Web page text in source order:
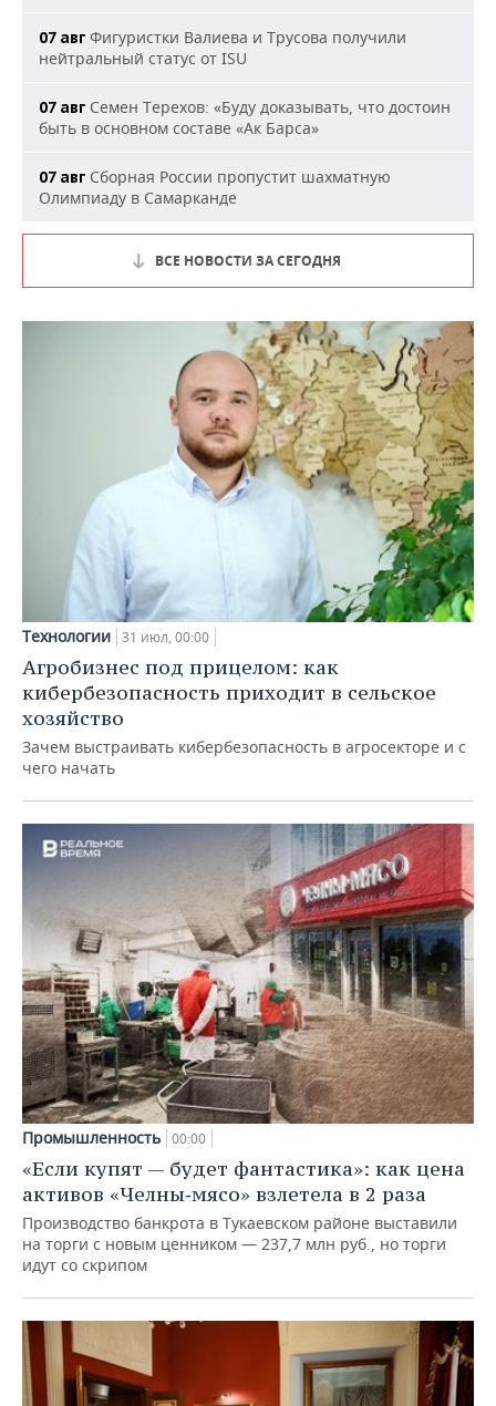
07 авг Фигуристки Валиева и Трусова получили
нейтральный статус от ISU
07 авг Семен Терехов: «Буду доказывать, что достоин
быть в основном составе «Ак Барса»
07 авг Сборная России пропустит шахматную
Олимпиаду в Самарканде
ВСЕ НОВОСТИ ЗА СЕГОДНЯ
Технологии 31 июл, 00:00
Агробизнес под прицелом: как
кибербезопасность приходит в сельское
хозяйство
Зачем выстраивать кибербезопасность в агросекторе и с
чего начать
Промышленность 00:00
«Если купят — будет фантастика»: как цена
активов «Челны‑мясо» взлетела в 2 раза
Производство банкрота в Тукаевском районе выставили
на торги с новым ценником — 237,7 млн руб., но торги
идут со скрипом